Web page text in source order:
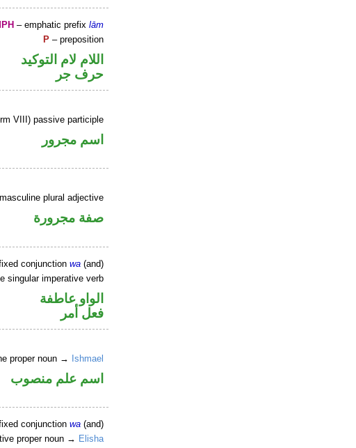
– emphatic prefixlām
P – preposition
اللام لام التوكيد
حرف جر
VIII) passive participle
اسم مجرور
plural adjective
صفة مجرورة
conjunctionwa (and)
singular imperative verb
الواو عاطفة
فعل أمر
proper noun → Ishmael
اسم علم منصوب
conjunctionwa (and)
proper noun → Elisha